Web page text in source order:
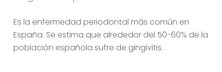
Es la enfermedad periodontal más común en
España. Se estima que alrededor del 50-60% de la
población española sufre de gingivitis.